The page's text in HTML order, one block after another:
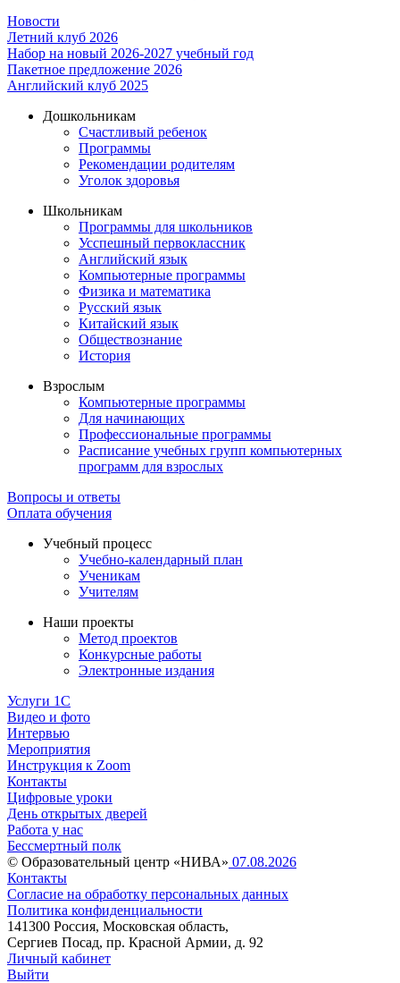
Новости
Летний клуб 2026
Набор на новый 2026-2027 учебный год
Пакетное предложение 2026
Английский клуб 2025
Дошкольникам
Счастливый ребенок
Программы
Рекомендации родителям
Уголок здоровья
Школьникам
Программы для школьников
Усспешный первоклассник
Английский язык
Компьютерные программы
Физика и математика
Русский язык
Китайский язык
Обществознание
История
Взрослым
Компьютерные программы
Для начинающих
Профессиональные программы
Расписание учебных групп компьютерных
программ для взрослых
Вопросы и ответы
Оплата обучения
Учебный процесс
Учебно-календарный план
Ученикам
Учителям
Наши проекты
Метод проектов
Конкурсные работы
Электронные издания
Услуги 1C
Видео и фото
Интервью
Мероприятия
Инструкция к Zoom
Контакты
Цифровые уроки
День открытых дверей
Работа у нас
Бессмертный полк
© Образовательный центр «НИВА» 07.08.2026
Контакты
Согласие на обработку персональных данных
Политика конфиденциальности
141300 Россия, Московская область,
Сергиев Посад, пр. Красной Армии, д. 92
Личный кабинет
Выйти